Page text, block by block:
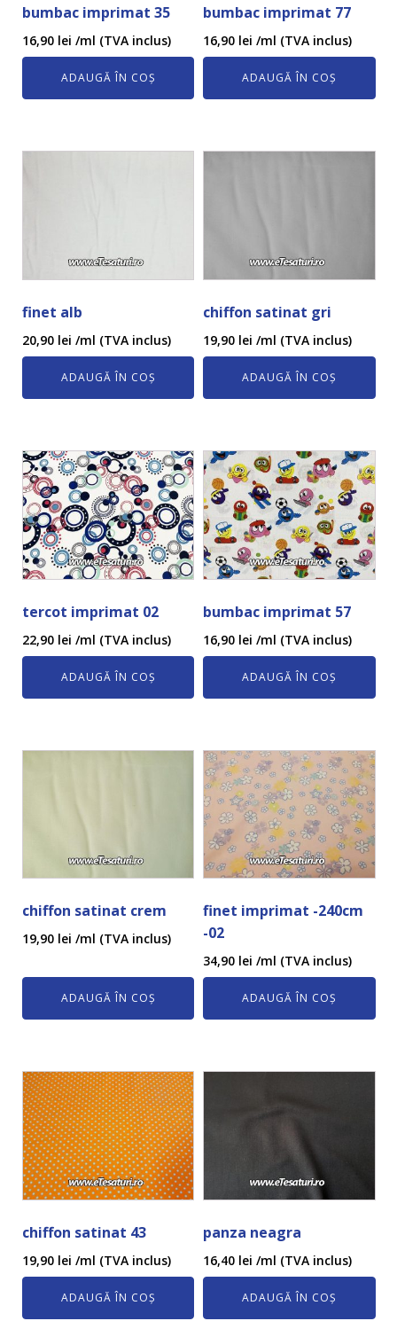
bumbac imprimat 35
16,90 lei /ml (TVA inclus)
ADAUGĂ ÎN COȘ
bumbac imprimat 77
16,90 lei /ml (TVA inclus)
ADAUGĂ ÎN COȘ
finet alb
20,90 lei /ml (TVA inclus)
ADAUGĂ ÎN COȘ
chiffon satinat gri
19,90 lei /ml (TVA inclus)
ADAUGĂ ÎN COȘ
tercot imprimat 02
22,90 lei /ml (TVA inclus)
ADAUGĂ ÎN COȘ
bumbac imprimat 57
16,90 lei /ml (TVA inclus)
ADAUGĂ ÎN COȘ
chiffon satinat crem
19,90 lei /ml (TVA inclus)
ADAUGĂ ÎN COȘ
finet imprimat -240cm
-02
34,90 lei /ml (TVA inclus)
ADAUGĂ ÎN COȘ
chiffon satinat 43
19,90 lei /ml (TVA inclus)
ADAUGĂ ÎN COȘ
panza neagra
16,40 lei /ml (TVA inclus)
ADAUGĂ ÎN COȘ